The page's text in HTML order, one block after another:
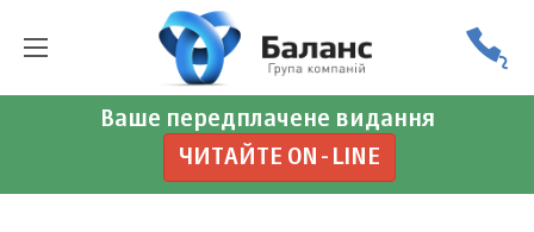
Ваше передплачене видання
ЧИТАЙТЕ ON-LINE